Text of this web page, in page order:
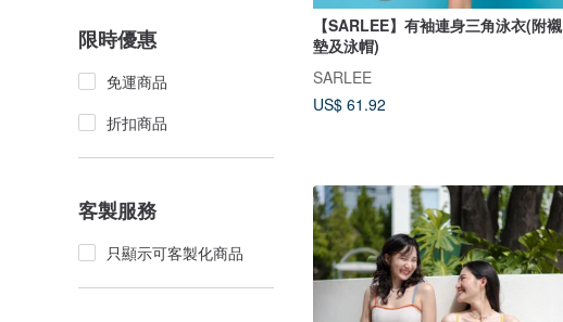
限時優惠
免運商品
折扣商品
客製服務
只顯示可客製化商品
【SARLEE】有袖連身三角泳衣(附襯
墊及泳帽)
SARLEE
US$ 61.92